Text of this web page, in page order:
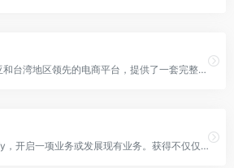
Shopee是东南亚和台湾地区领先的电商平台，提供了一套完整的工具和服务来帮助他们管理库存、处理订单以及与客户沟通。
免费试用 Shopify，开启一项业务或发展现有业务。获得不仅仅是电子商务软件，还有管理业务各个部分的工具。